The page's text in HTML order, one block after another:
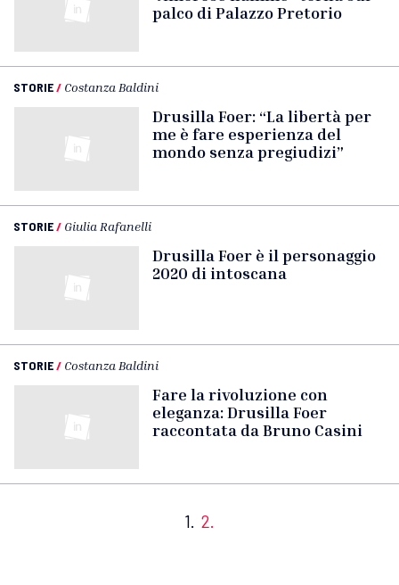
palco di Palazzo Pretorio
STORIE/ Costanza Baldini
Drusilla Foer: “La libertà per
me è fare esperienza del
mondo senza pregiudizi”
STORIE/ Giulia Rafanelli
Drusilla Foer è il personaggio
2020 di intoscana
STORIE/ Costanza Baldini
Fare la rivoluzione con
eleganza: Drusilla Foer
raccontata da Bruno Casini
1. 2.